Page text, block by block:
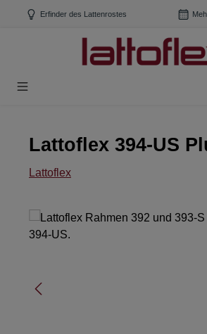
Zum Hauptinhalt springen
Erfinder des Lattenrostes
Lattoflex 394-US
Lattoflex
Bildergalerie überspringen